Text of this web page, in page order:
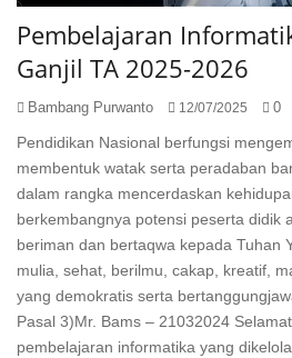
Pembelajaran
Ganjil TA 2025-2026
Bambang Purwanto 12/07/2025 0
Pendidikan Nasional berfungsi
membentuk watak serta peradaban
dalam rangka mencerdaskan
berkembangnya potensi peserta didik
beriman dan bertaqwa kepada Tuhan
mulia, sehat, berilmu, cakap, kreatif,
yang demokratis serta
Pasal 3)Mr. Bams – 21032024
pembelajaran informatika yang